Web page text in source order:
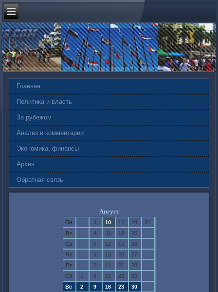
Главная
Политика и власть
За рубежом
Анализ и комментарии
Экономика, финансы
Архив
Обратная связь
Август
Пн 3 10 17 24
31
Вт
4 11 18
25
Ср
5 12 19
26
Чт
6 13 20
27
Пт
7 14 21
28
Сб
1 8 15 22
29
Вс
2 9 16 23 30